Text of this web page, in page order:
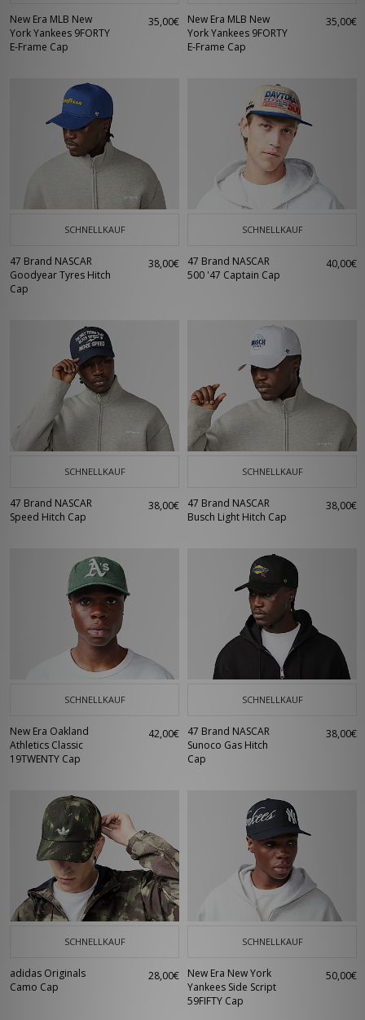
New Era MLB New
York Yankees 9FORTY
E-Frame Cap
35,00€
New Era MLB New
York Yankees 9FORTY
E-Frame Cap
35,00€
SCHNELLKAUF
47 Brand NASCAR
Goodyear Tyres Hitch
Cap
38,00€
SCHNELLKAUF
47 Brand NASCAR
500 '47 Captain Cap
40,00€
SCHNELLKAUF
47 Brand NASCAR
Speed Hitch Cap
38,00€
SCHNELLKAUF
47 Brand NASCAR
Busch Light Hitch Cap
38,00€
SCHNELLKAUF
New Era Oakland
Athletics Classic
19TWENTY Cap
42,00€
SCHNELLKAUF
47 Brand NASCAR
Sunoco Gas Hitch
Cap
38,00€
SCHNELLKAUF
adidas Originals
Camo Cap
28,00€
SCHNELLKAUF
New Era New York
Yankees Side Script
59FIFTY Cap
50,00€